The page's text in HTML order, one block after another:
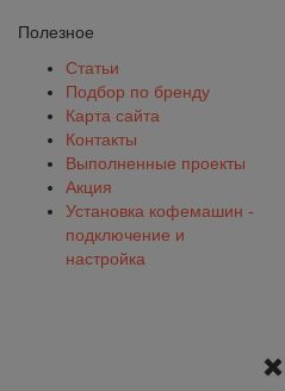
Полезное
Статьи
Подбор по бренду
Карта сайта
Контакты
Выполненные проекты
Акция
Установка кофемашин -
подключение и
настройка